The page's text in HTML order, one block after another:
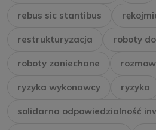
rebus sic stantibus
restrukturyzacja roboty
roboty zaniechane
ryzyka wykonawcy ryzyko
solidarna odpowiedzialność